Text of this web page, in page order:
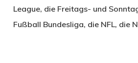
League, die Freitags- und
Fußball Bundesliga, die NFL, die